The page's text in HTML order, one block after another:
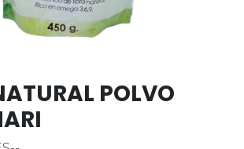
POLVO